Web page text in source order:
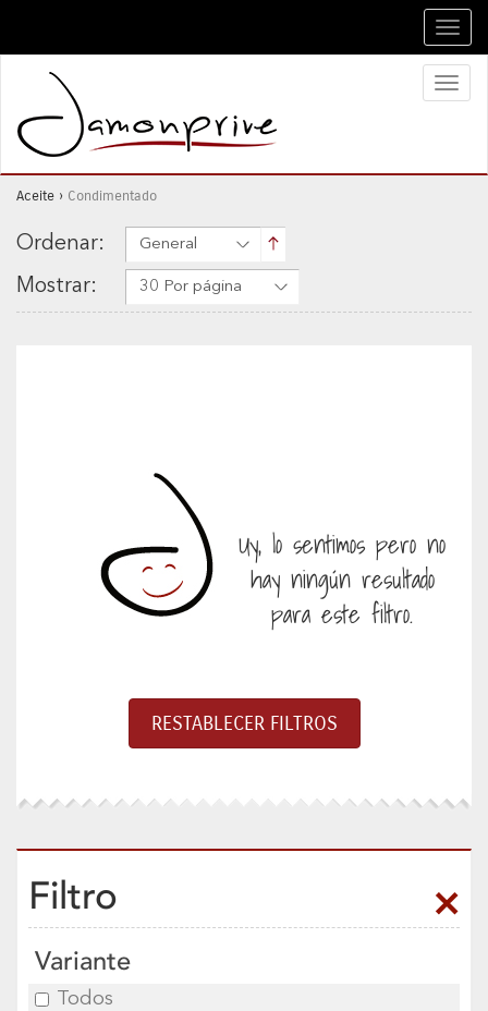
Aceite › Condimentado
Ordenar: General
Mostrar: 30 Por página
Uy, lo sentimos pero no
hay ningún resultado
para este filtro.
Filtro
Variante
Todos